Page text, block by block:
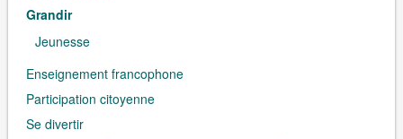
Grandir
Jeunesse
Enseignement francophone
Participation citoyenne
Se divertir